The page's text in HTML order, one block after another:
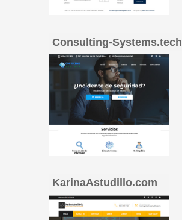
Consulting-Systems.tech
KarinaAstudillo.com